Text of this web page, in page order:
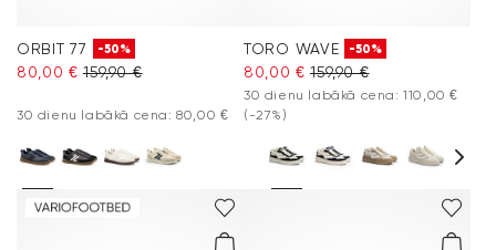
ORBIT 77 -50%
80,00 € 159,90 €
30 dienu labākā cena: 80,00 €
TORO WAVE -50%
80,00 € 159,90 €
30 dienu labākā cena: 110,00 €
(-27%)